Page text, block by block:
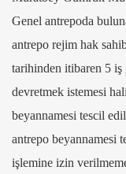
Genel antrepoda
antrepo rejim hak
tarihinden itibaren 5 iş
devretmek istemesi
beyannamesi tescil
antrepo beyannamesi
işlemine izin